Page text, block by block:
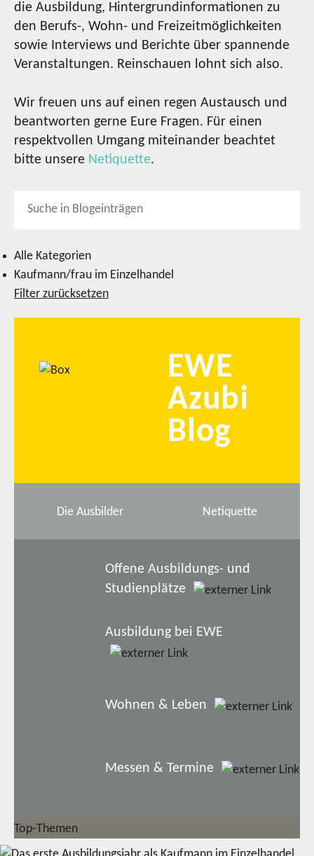
die Ausbildung, Hintergrundinformationen zu
den Berufs-, Wohn- und Freizeitmöglichkeiten
sowie Interviews und Berichte über spannende
Veranstaltungen. Reinschauen lohnt sich also.
Wir freuen uns auf einen regen Austausch und
beantworten gerne Eure Fragen. Für einen
respektvollen Umgang miteinander beachtet
bitte unsere Netiquette.
Alle Kategorien
Kaufmann/frau im Einzelhandel
Filter zurücksetzen
EWE
Azubi
Blog
Die Ausbilder Netiquette
Offene Ausbildungs- und
Studienplätze
Ausbildung bei EWE
Wohnen & Leben
Messen & Termine
Top-Themen